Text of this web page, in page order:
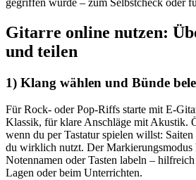
Gitarre online nutzen:
und teilen
1) Klang wählen und Bünde
Für Rock- oder Pop-Riffs starte mit E-
Klassik, für klare Anschläge mit Akustik.
wenn du per Tastatur spielen willst:
du wirklich nutzt. Der Markierungsmodus
Notennamen oder Tasten labeln –
Lagen oder beim Unterrichten.